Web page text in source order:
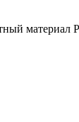
материал